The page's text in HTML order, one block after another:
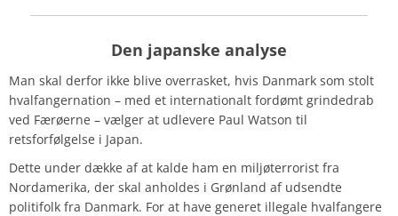
Den japanske analyse
Man skal derfor ikke blive overrasket, hvis Danmark som stolt
hvalfangernation – med et internationalt fordømt grindedrab
ved Færøerne – vælger at udlevere Paul Watson til
retsforfølgelse i Japan.
Dette under dække af at kalde ham en miljøterrorist fra
Nordamerika, der skal anholdes i Grønland af udsendte
politifolk fra Danmark. For at have generet illegale hvalfangere